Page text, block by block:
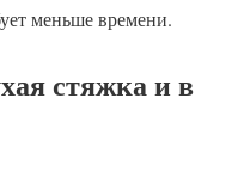
меньше времени.
стяжка и в